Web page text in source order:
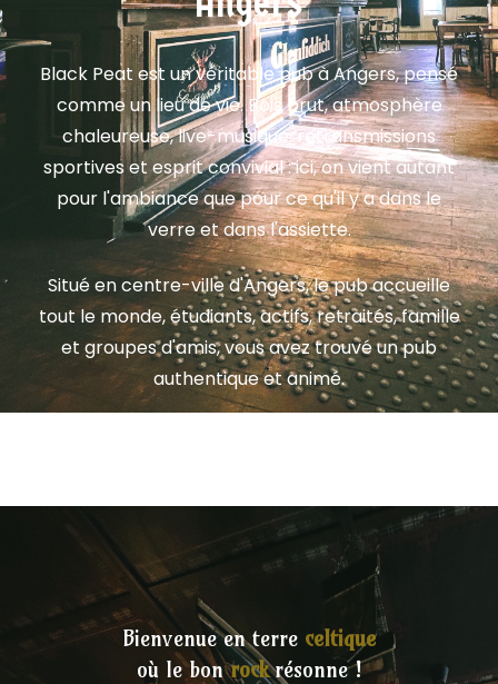
Black Peat est un véritable pub à Angers, pensé
comme un lieu de vie. Bois brut, atmosphère
chaleureuse, live-musique, retransmissions
sportives et esprit convivial : ici, on vient autant
pour l'ambiance que pour ce qu'il y a dans le
verre et dans l'assiette.
Situé en centre-ville d'Angers, le pub accueille
tout le monde, étudiants, actifs, retraités, famille
et groupes d'amis, vous avez trouvé un pub
authentique et animé.
Bienvenue en terre celtique
où le bonrockrésonne !